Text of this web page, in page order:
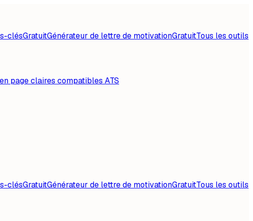
clésGratuitGénérateur de lettre de motivationGratuitTous les outils
page claires compatibles ATS
clésGratuitGénérateur de lettre de motivationGratuitTous les outils